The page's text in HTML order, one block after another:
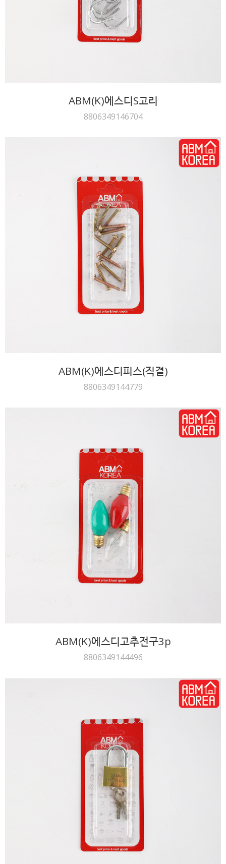
ABM(K)에스디S고리
8806349146704
ABM(K)에스디피스(직결)
8806349144779
ABM(K)에스디고추전구3p
8806349144496